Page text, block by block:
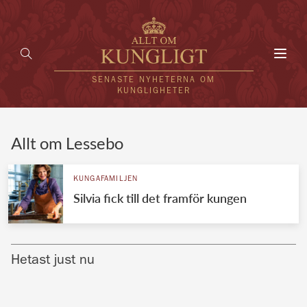
SENASTE NYHETERNA OM
KUNGLIGHETER
UTLÄNDSKT
VÄRLDENS KUNGAHUS
Allt om Lessebo
KUNGAFAMILJEN
Silvia fick till det framför kungen
Hetast just nu